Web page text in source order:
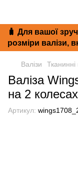
🧳 Для вашої
розміри валізи,
Валізи Тканинні
Валіза
на 2
Артикул: